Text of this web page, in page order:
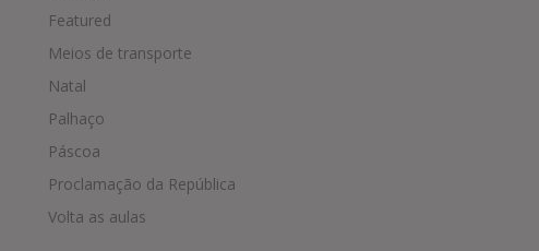
Featured
Meios de transporte
Natal
Palhaço
Páscoa
Proclamação da República
Volta as aulas